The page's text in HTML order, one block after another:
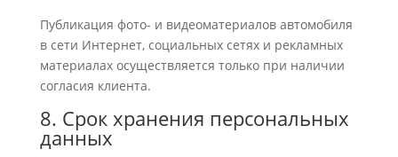
Публикация фото- и видеоматериалов автомобиля
в сети Интернет, социальных сетях и рекламных
материалах осуществляется только при наличии
согласия клиента.
8. Срок хранения персональных
данных